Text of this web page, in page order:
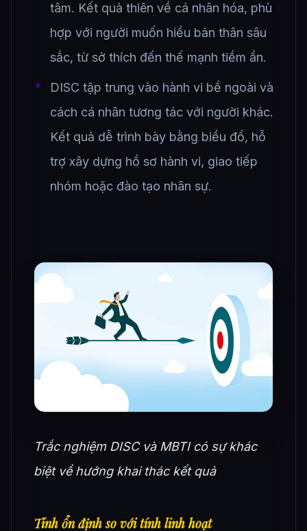
tâm. Kết quả thiên về cá nhân hóa, phù
hợp với người muốn hiểu bản thân sâu
sắc, từ sở thích đến thế mạnh tiềm ẩn.
DISC tập trung vào hành vi bề ngoài và
cách cá nhân tương tác với người khác.
Kết quả dễ trình bày bằng biểu đồ, hỗ
trợ xây dựng hồ sơ hành vi, giao tiếp
nhóm hoặc đào tạo nhân sự.
Trắc nghiệm DISC và MBTI có sự khác
biệt về hướng khai thác kết quả
Tính ổn định so với tính linh hoạt